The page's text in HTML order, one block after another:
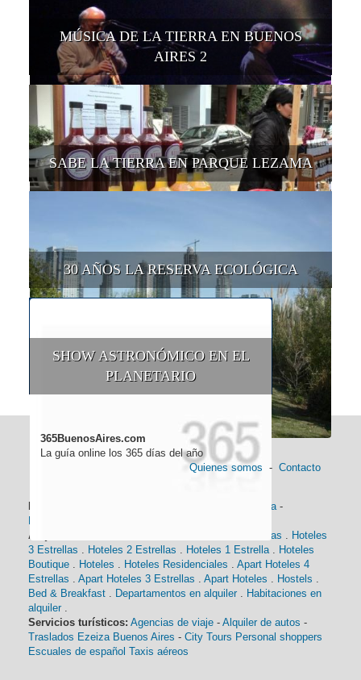
MÚSICA DE LA TIERRA EN BUENOS
AIRES 2
SABE LA TIERRA EN PARQUE LEZAMA
30 AÑOS LA RESERVA ECOLÓGICA
SHOW ASTRONÓMICO EN EL
PLANETARIO
365BuenosAires.com
La guía online los 365 días del año
Quienes somos - Contacto
Información general: Historia -
Distancias
Alojamiento:
Hoteles 4 Estrellas
Hoteles
3 Estrellas
Hoteles 2 Estrellas Hoteles 1 Estrella
Hoteles
Boutique
Hoteles Hoteles Residenciales
Apart Hoteles 4
Estrellas
Apart Hoteles 3 Estrellas Apart Hoteles Hostels
Bed & Breakfast
Departamentos en alquiler
Habitaciones en
alquiler
Servicios turísticos: Agencias de viaje - Alquiler de autos -
Traslados Ezeiza Buenos Aires - City Tours Personal shoppers
Escuales de español Taxis aéreos